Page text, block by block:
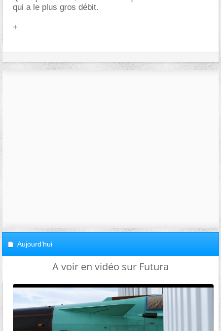
qui a le plus gros débit.
+
Aujourd'hui
A voir en vidéo sur Futura